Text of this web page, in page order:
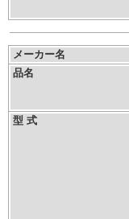
メーカー名
品名
型 式